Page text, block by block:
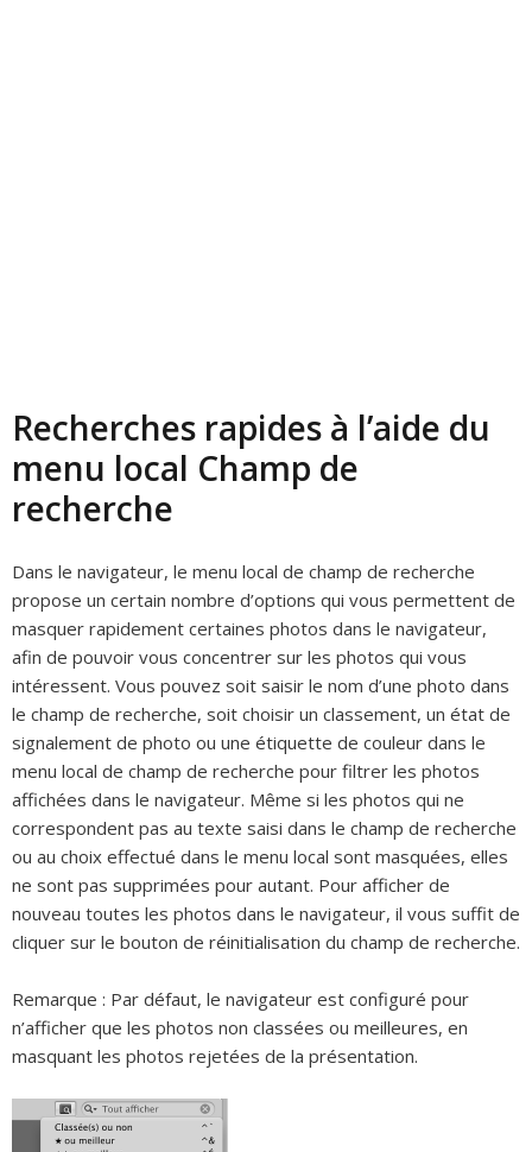
Recherches rapides à l’aide du
menu local Champ de
recherche
Dans le navigateur, le menu local de champ de recherche
propose un certain nombre d’options qui vous permettent de
masquer rapidement certaines photos dans le navigateur,
afin de pouvoir vous concentrer sur les photos qui vous
intéressent. Vous pouvez soit saisir le nom d’une photo dans
le champ de recherche, soit choisir un classement, un état de
signalement de photo ou une étiquette de couleur dans le
menu local de champ de recherche pour filtrer les photos
affichées dans le navigateur. Même si les photos qui ne
correspondent pas au texte saisi dans le champ de recherche
ou au choix effectué dans le menu local sont masquées, elles
ne sont pas supprimées pour autant. Pour afficher de
nouveau toutes les photos dans le navigateur, il vous suffit de
cliquer sur le bouton de réinitialisation du champ de recherche.
Remarque : Par défaut, le navigateur est configuré pour
n’afficher que les photos non classées ou meilleures, en
masquant les photos rejetées de la présentation.